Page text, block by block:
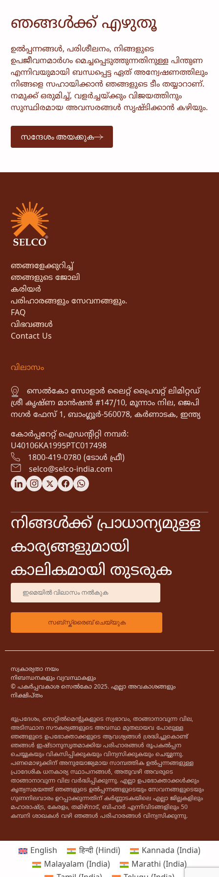
ഞങ്ങൾക്ക് എഴുതൂ
ഉൽപ്പന്നങ്ങൾ, പരിശീലനം, നിങ്ങളുടെ
ഉപജീവനമാർഗം മെച്ചപ്പെടുത്തുന്നതിനുള്ള പിന്തുണ
എന്നിവയുമായി ബന്ധപ്പെട്ട ഏത് അന്വേഷണത്തിലും
നിങ്ങളെ സഹായിക്കാൻ ഞങ്ങളുടെ ടീം തയ്യാറാണ്.
നമുക്ക് ഒരുമിച്ച്, വളർച്ചയ്ക്കും വിജയത്തിനും
സുസ്ഥിരമായ അവസരങ്ങൾ സൃഷ്ടിക്കാൻ കഴിയും.
സന്ദേശം അയക്കുക
ഞങ്ങളേക്കുറിച്ച്
ഞങ്ങളുടെ ജോലി
കരിയർ
പരിഹാരങ്ങളും സേവനങ്ങളും.
FAQ
വിഭവങ്ങൾ
Contact Us
വിലാസം
സെൽകോ സോളാർ ലൈറ്റ് പ്രൈവറ്റ് ലിമിറ്റഡ്
ശ്രീ കൃഷ്ണ മാൻഷൻ #147/10, മൂന്നാം നില, ജെപി
നഗർ ഫേസ് 1, ബാംഗ്ലൂർ-560078, കർണാടക, ഇന്ത്യ
കോർപ്പറേറ്റ് ഐഡൻ്റിറ്റി നമ്പർ:
U40106KA1995PTC017498
1800-419-0780 (ടോൾ ഫ്രീ)
selco@selco-india.com
നിങ്ങൾക്ക് പ്രാധാന്യമുള്ള
കാര്യങ്ങളുമായി
കാലികമായി തുടരുക
സ്വകാര്യതാ നയം
നിബന്ധനകളും വ്യവസ്ഥകളും
© പകർപ്പവകാശ സെൽകോ 2025. എല്ലാ അവകാശങ്ങളും
നിക്ഷിപ്തം
ഭൂപ്രദേശം, സെറ്റിൽമെൻ്റുകളുടെ സ്വഭാവം, താങ്ങാനാവുന്ന വില,
അടിസ്ഥാന സൗകര്യങ്ങളുടെ അവസ്ഥ മുതലായവ പോലുള്ള
ഞങ്ങളുടെ ഉപഭോക്താക്കളുടെ ആവശ്യങ്ങൾ ശ്രദ്ധിച്ചുകൊണ്ട്
ഞങ്ങൾ ഇഷ്ടാനുസൃതമാക്കിയ പരിഹാരങ്ങൾ രൂപകൽപ്പന
ചെയ്യുകയും വികസിപ്പിക്കുകയും വിന്യസിക്കുകയും ചെയ്യുന്നു.
പണമൊഴുക്കിന് അനുയോജ്യമായ സാമ്പത്തിക ഉൽപ്പന്നങ്ങളുള്ള
പ്രാദേശിക ധനകാര്യ സ്ഥാപനങ്ങൾ, അതുവഴി അവരുടെ
താങ്ങാനാവുന്ന വില വർദ്ധിപ്പിക്കുന്നു. എല്ലാ ഉപഭോക്താക്കൾക്കും
കൃത്യസമയത്ത് ഞങ്ങളുടെ ഉൽപ്പന്നങ്ങളുടെയും സേവനങ്ങളുടെയും
ഗുണനിലവാരം ഉറപ്പാക്കുന്നതിന് കർണ്ണാടകയിലെ എല്ലാ ജില്ലകളിലും
മഹാരാഷ്ട്ര, കേരളം, തമിഴ്‌നാട്, ബിഹാർ എന്നിവിടങ്ങളിലും 50
കമ്പനി ശാഖകൾ വഴി ഞങ്ങൾ പരിഹാരങ്ങൾ വിന്യസിക്കുന്നു.
English हिन्दी(Hindi)
Kannada (India)
Malayalam (India)
Marathi (India)